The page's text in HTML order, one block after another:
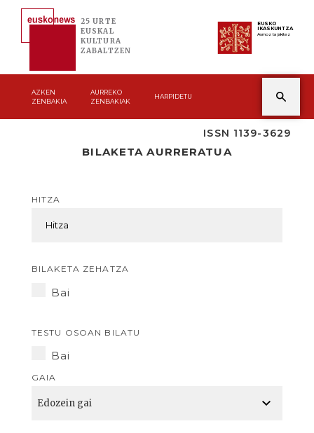
25 URTE
EUSKAL
KULTURA
ZABALTZEN
EUSKO
IKASKUNTZA
Asmoz ta jakitez
AZKEN
ZENBAKIA
AURREKO
ZENBAKIAK
HARPIDETU
ISSN 1139-3629
BILAKETA AURRERATUA
HITZA
BILAKETA ZEHATZA
Bai
TESTU OSOAN BILATU
Bai
GAIA